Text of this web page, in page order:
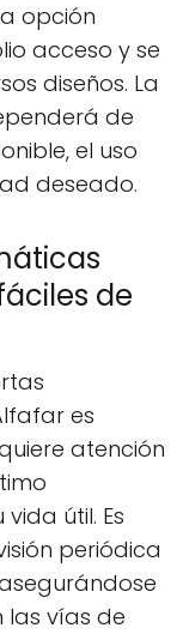
opción
acceso y se
diseños. La
de
el uso
deseado.
de
es
atención
útil. Es
periódica
las vías de